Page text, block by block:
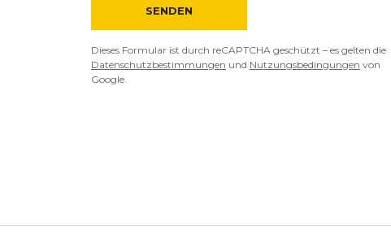
SENDEN
Dieses Formular ist durch reCAPTCHA geschützt – es gelten die
Datenschutzbestimmungen und Nutzungsbedingungen von
Google.